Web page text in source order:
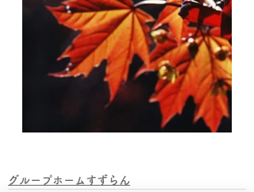
グループホームすずらん